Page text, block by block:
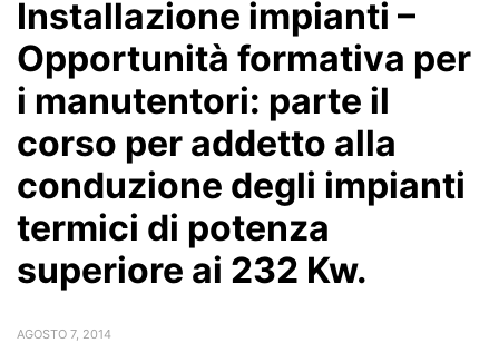
Installazione impianti –
Opportunità formativa per
i manutentori: parte il
corso per addetto alla
conduzione degli impianti
termici di potenza
superiore ai 232 Kw.
AGOSTO 7, 2014